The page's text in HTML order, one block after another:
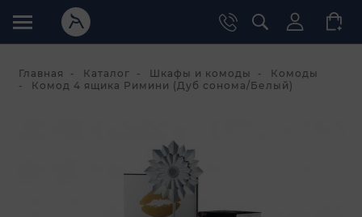
Главная Каталог Шкафы и комоды
Комоды
Комод 4 ящика Римини (Дуб сонома/Белый)